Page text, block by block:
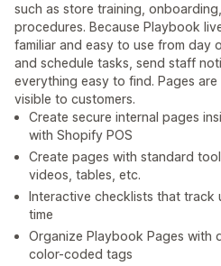
such as store training,
procedures. Because Playbook
familiar and easy to use from day
and schedule tasks, send staff
everything easy to find. Pages
visible to customers.
Create secure internal pages
with Shopify POS
Create pages with standard
videos, tables, etc.
Interactive checklists that track
time
Organize Playbook Pages with
color-coded tags